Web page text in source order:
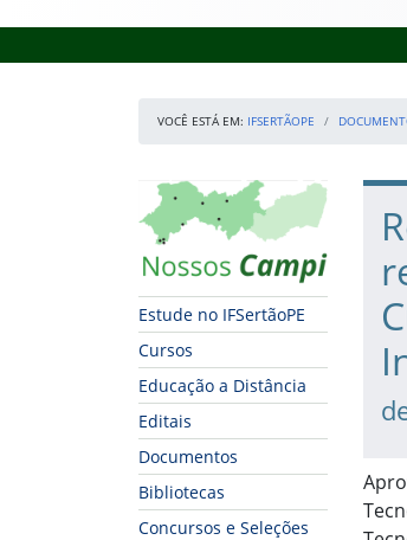
VOCÊ ESTÁ EM: IFSERTÃOPE
Início da navegação
Mapa Campi
Estude no IFSertãoPE
Cursos
Educação a Distância
Editais
Documentos
Bibliotecas
Concursos e Seleções